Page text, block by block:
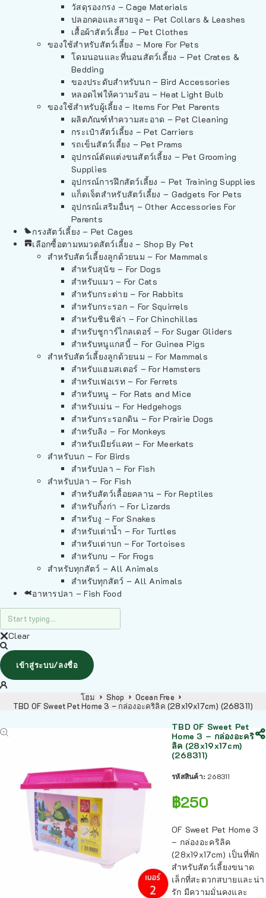
วัสดุรองกรง – Cage Materials
ปลอกคอและสายจูง – Pet Collars & Leashes
เสื้อผ้าสัตว์เลี้ยง – Pet Clothes
ของใช้สำหรับสัตว์เลี้ยง – More For Pets
โดมนอนและที่นอนสัตว์เลี้ยง – Pet Crates &
Bedding
ของประดับสำหรับนก – Bird Accessories
หลอดไฟให้ความร้อน – Heat Light Bulb
ของใช้สำหรับผู้เลี้ยง – Items For Pet Parents
ผลิตภัณฑ์ทำความสะอาด – Pet Cleaning
กระเป๋าสัตว์เลี้ยง – Pet Carriers
รถเข็นสัตว์เลี้ยง – Pet Prams
อุปกรณ์ตัดแต่งขนสัตว์เลี้ยง – Pet Grooming
Supplies
อุปกรณ์การฝึกสัตว์เลี้ยง – Pet Training Supplies
แก็ดเจ็ตสำหรับสัตว์เลี้ยง – Gadgets For Pets
อุปกรณ์เสริมอื่นๆ – Other Accessories For
Parents
กรงสัตว์เลี้ยง – Pet Cages
เลือกซื้อตามหมวดสัตว์เลี้ยง – Shop By Pet
สำหรับสัตว์เลี้ยงลูกด้วยนม – For Mammals
สำหรับสุนัข – For Dogs
สำหรับแมว – For Cats
สำหรับกระต่าย – For Rabbits
สำหรับกระรอก – For Squirrels
สำหรับชินชิล่า – For Chinchillas
สำหรับชูการ์ไกลเดอร์ – For Sugar Gliders
สำหรับหนูแกสบี้ – For Guinea Pigs
สำหรับสัตว์เลี้ยงลูกด้วยนม – For Mammals
สำหรับแฮมสเตอร์ – For Hamsters
สำหรับเฟอเรท – For Ferrets
สำหรับหนู – For Rats and Mice
สำหรับเม่น – For Hedgehogs
สำหรับกระรอกดิน – For Prairie Dogs
สำหรับลิง – For Monkeys
สำหรับเมียร์แคท – For Meerkats
สำหรับนก – For Birds
สำหรับปลา – For Fish
สำหรับปลา – For Fish
สำหรับสัตว์เลื้อยคลาน – For Reptiles
สำหรับกิ้งก่า – For Lizards
สำหรับงู – For Snakes
สำหรับเต่าน้ำ – For Turtles
สำหรับเต่าบก – For Tortoises
สำหรับกบ – For Frogs
สำหรับทุกสัตว์ – All Animals
สำหรับทุกสัตว์ – All Animals
อาหารปลา – Fish Food
Clear
เข้าสู่ระบบ/ลงชื่อ
โฮม Shop
Ocean Free
TBD OF Sweet Pet Home 3 – กล่องอะคริลิค (28x19x17cm) (268311)
TBD OF Sweet Pet
Home 3 – กล่องอะคริ
ลิค (28x19x17cm)
(268311)
รหัสสินค้า: 268311
฿250
OF Sweet Pet Home 3
– กล่องอะคริลิค
(28x19x17cm) เป็นที่พัก
สำหรับสัตว์เลี้ยงขนาด
เล็กที่สะดวกสบายและน่า
รัก มีความมั่นคงและ